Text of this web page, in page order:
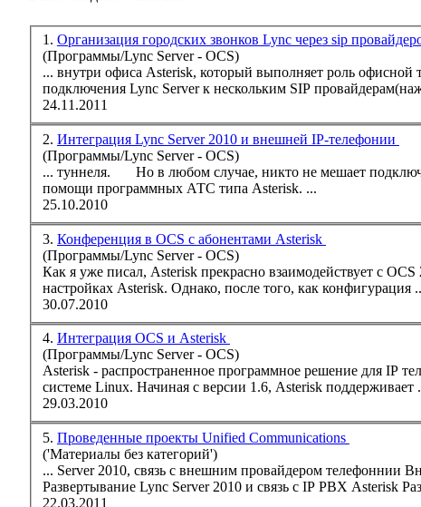
1. Организация городских звонков Lync через sip
(Программы/Lync Server - OCS)
... внутри офиса Asterisk, который выполняет роль офисной телефонной станции. В итоге получилась конфигурация,
подключения Lync Server к нескольким SIP
24.11.2011
2. Интеграция Lync Server 2010 и внешней IP-телефонии
(Программы/Lync Server - OCS)
... туннеля. Но в любом случае, никто не мешает подключиться к телефонии при помощи голосового шлюза, например AudioCodes Mediant или при
помощи программных АТС типа Asterisk. ...
25.10.2010
3. Конференция в OCS с абонентами Asterisk
(Программы/Lync Server - OCS)
Как я уже писал, Asteriskпрекрасно взаимодействует с
настройках Asterisk. Однако, после того, как конфигурация
30.07.2010
4. Интеграция OCS и Asterisk
(Программы/Lync Server - OCS)
Asterisk- распространенное программное решение для IP телефонии (IP ATC), основанное на открытых исходных кодах и работающее на операционной
системе Linux. Начиная с версии 1.6, Asteriskподдерживает
29.03.2010
5. Проведенные проекты Unified Communications
('Материалы без категорий')
... Server 2010, связь с внешним провайдером телефоннии
Развертывание Lync Server 2010 и связь с IP PBX Asterisk
22.03.2011